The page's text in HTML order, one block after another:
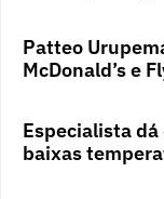
Patteo
McDonald’s e
Especialista
baixas